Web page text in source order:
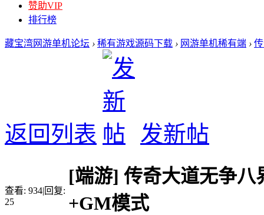
赞助VIP
排行榜
藏宝湾网游单机论坛 › 稀有游戏源码下载 › 网游单机稀有端 ›
返回列表 发新帖
查看: 934|回复:
25
[端游] 传奇大道无争八
+GM模式